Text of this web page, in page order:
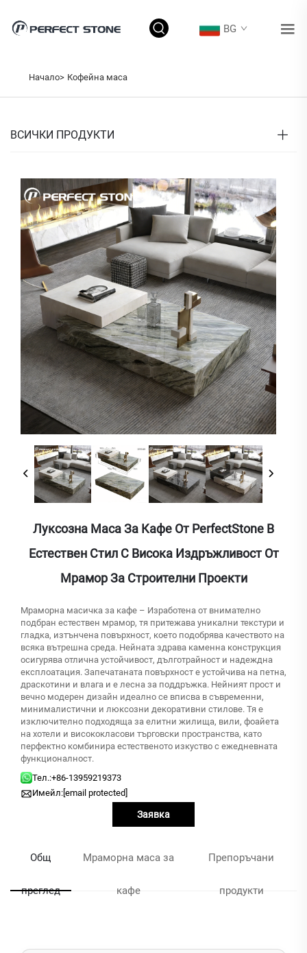
BG
Начало> Кофейна маса
ВСИЧКИ ПРОДУКТИ
Луксозна Маса За Кафе От PerfectStone В
Естествен Стил С Висока Издръжливост От
Мрамор За Строителни Проекти
Мраморна масичка за кафе – Изработена от внимателно
подбран естествен мрамор, тя притежава уникални текстури и
гладка, изтънчена повърхност, което подобрява качеството на
всяка вътрешна среда. Нейната здрава каменна конструкция
осигурява отлична устойчивост, дълготрайност и надеждна
експлоатация. Запечатаната повърхност е устойчива на петна,
драскотини и влага и е лесна за поддръжка. Нейният прост и
вечно модерен дизайн идеално се вписва в съвременни,
минималистични и люксозни декоративни стилове. Тя е
изключително подходяща за елитни жилища, вили, фоайета
на хотели и висококласови търговски пространства, като
перфектно комбинира естественото изкуство с ежедневната
функционалност.
Тел.:+86-13959219373
Имейл:[email protected]
Заявка
Общ
преглед
Мраморна маса за
кафе
Препоръчани
продукти